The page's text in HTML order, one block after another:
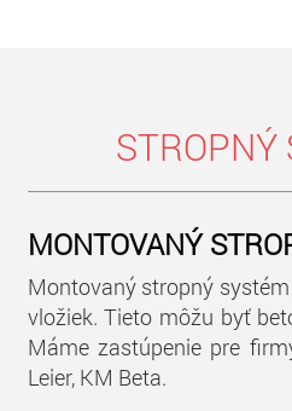
STROPNÝ
MONTOVANÝ
Montovaný stropný
vložiek. Tieto môžu byť
Máme zastúpenie pre
Leier, KM Beta.